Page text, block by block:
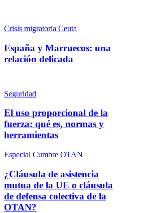
Crisis migratoria Ceuta
España y Marruecos: una
relación delicada
Seguridad
El uso proporcional de la
fuerza: qué es, normas y
herramientas
Especial Cumbre OTAN
¿Cláusula de asistencia
mutua de la UE o cláusula
de defensa colectiva de la
OTAN?